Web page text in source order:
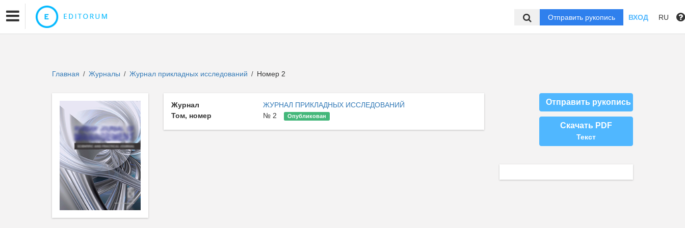
Отправить рукопись ВХОД RU
Главная / Журналы / Журнал прикладных исследований / Номер 2
Журнал
ЖУРНАЛ ПРИКЛАДНЫХ ИССЛЕДОВАНИЙ
Том, номер
№ 2 Опубликован
Отправить рукопись
Скачать PDF
Текст